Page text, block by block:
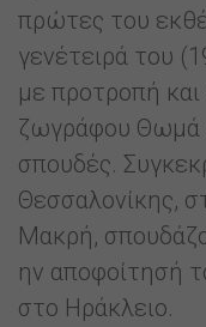
πρώτες του
γενέτειρά του
με προτροπή
ζωγράφου Θωμά
σπουδές.
Θεσσαλονίκης,
Μακρή,
ην αποφοίτησή
στο Ηράκλειο.